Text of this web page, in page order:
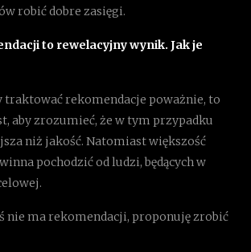
robić dobre zasięgi.
to rewelacyjny wynik. Jak je
traktować rekomendacje poważnie, to
aby zrozumieć, że w tym przypadku
niż jakość. Natomiast większość
pochodzić od ludzi, będących w
nie ma rekomendacji, proponuję zrobić